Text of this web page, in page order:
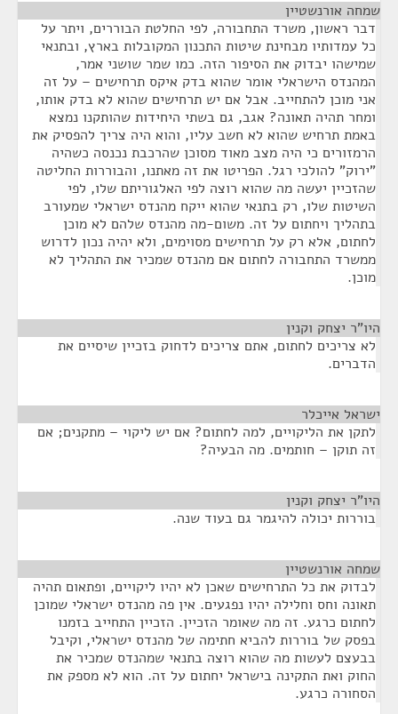
שמחה אורנשטיין
דבר ראשון, משרד התחבורה, לפי החלטת הבוררים, ויתר על
כל עמדותיו מבחינת שיטות התכנון המקובלות בארץ, ובתנאי
שמישהו יבדוק את הסיפור הזה. כמו שמר שושני אמר,
המהנדס הישראלי אומר שהוא בדק איקס תרחישים – על זה
אני מוכן להתחייב. אבל אם יש תרחישים שהוא לא בדק אותו,
ומחר תהיה תאונה? אגב, גם בשתי היחידות שהותקנו נמצא
באמת תרחיש שהוא לא חשב עליו, והוא היה צריך להפסיק את
הרמזורים כי היה מצב מאוד מסוכן שהרכבת נכנסה כשהיה
"ירוק" להולכי רגל. הפריטו את זה מאתנו, והבוררות החליטה
שהזכיין יעשה מה שהוא רוצה לפי האלגוריתם שלו, לפי
השיטות שלו, רק בתנאי שהוא ייקח מהנדס ישראלי שמעורב
בתהליך ויחתום על זה. משום-מה מהנדס שלהם לא מוכן
לחתום, אלא רק על תרחישים מסוימים, ולא יהיה נכון לדרוש
ממשרד התחבורה לחתום אם מהנדס שמכיר את התהליך לא
מוכן.
היו"ר יצחק וקנין
לא צריכים לחתום, אתם צריכים לדחוק בזכיין שיסיים את
הדברים.
ישראל אייכלר
לתקן את הליקויים, למה לחתום? אם יש ליקוי – מתקנים; אם
זה תוקן – חותמים. מה הבעיה?
היו"ר יצחק וקנין
בוררות יכולה להיגמר גם בעוד שנה.
שמחה אורנשטיין
לבדוק את כל התרחישים שאכן לא יהיו ליקויים, ופתאום תהיה
תאונה וחס וחלילה יהיו נפגעים. אין פה מהנדס ישראלי שמוכן
לחתום כרגע. זה מה שאומר הזכיין. הזכיין התחייב בזמנו
בפסק של בוררות להביא חתימה של מהנדס ישראלי, וקיבל
בבעצם לעשות מה שהוא רוצה בתנאי שמהנדס שמכיר את
החוק ואת התקינה בישראל יחתום על זה. הוא לא מספק את
הסחורה כרגע.